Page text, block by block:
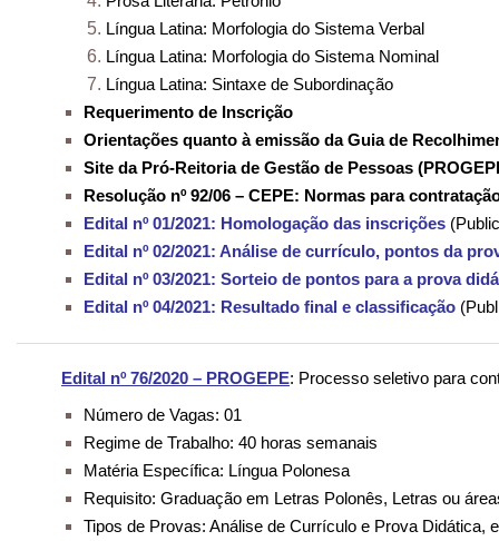
Língua Latina: Morfologia do Sistema Verbal
Língua Latina: Morfologia do Sistema Nominal
Língua Latina: Sintaxe de Subordinação
Requerimento de Inscrição
Orientações quanto à emissão da Guia de
Site da Pró-Reitoria de Gestão de Pessoas
Resolução nº 92/06 – CEPE: Normas para
Edital nº 01/2021: Homologação das inscrições
Edital nº 02/2021: Análise de currículo, pontos da
Edital nº 03/2021: Sorteio de pontos para a prova
Edital nº 04/2021: Resultado final e classificação
Edital nº 76/2020 – PROGEPE: Processo seletivo para
Número de Vagas: 01
Regime de Trabalho: 40 horas semanais
Matéria Específica: Língua Polonesa
Requisito: Graduação em Letras Polonês, Letras ou
Tipos de Provas: Análise de Currículo e Prova